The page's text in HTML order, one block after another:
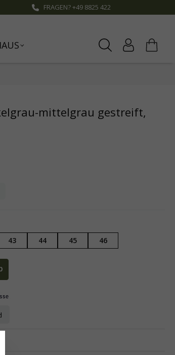
FRAGEN? +49 8825 422
mittelgrau gestreift,
43 44 45 46